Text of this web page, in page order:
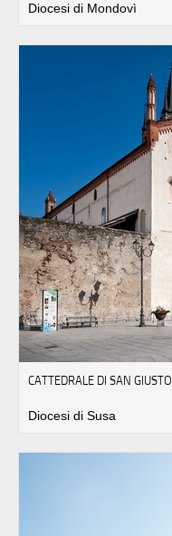
Diocesi di Mondovì
CATTEDRALE DI SAN GIUSTO
Diocesi di Susa